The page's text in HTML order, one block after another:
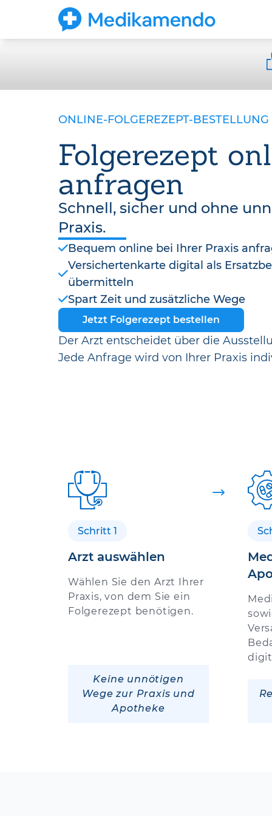
ONLINE-FOLGEREZEPT-BESTELLUNG
Folgerezept
anfragen
Schnell, sicher und ohne
Praxis.
Bequem online bei Ihrer Praxis
Versichertenkarte digital als
übermitteln
Spart Zeit und zusätzliche Wege
Jetzt Folgerezept bestellen
Der Arzt entscheidet über die
Jede Anfrage wird von Ihrer Praxis
Schritt 1
Arzt auswählen
Wählen Sie den Arzt Ihrer
Praxis, von dem Sie ein
Folgerezept benötigen.
Keine unnötigen
Wege zur Praxis und
Apotheke